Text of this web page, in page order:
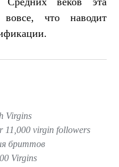
что наводит
Virgins
11,000 virgin followers
бриттов
Virgins